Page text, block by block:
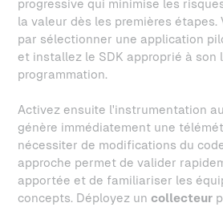
progressive qui minimise les
la valeur dès les premières étapes.
par sélectionner une application
et installez le SDK approprié à son
programmation.
Activez ensuite l'instrumentation
génère immédiatement une
nécessiter de modifications du
approche permet de valider
apportée et de familiariser les
concepts. Déployez uncollecteur